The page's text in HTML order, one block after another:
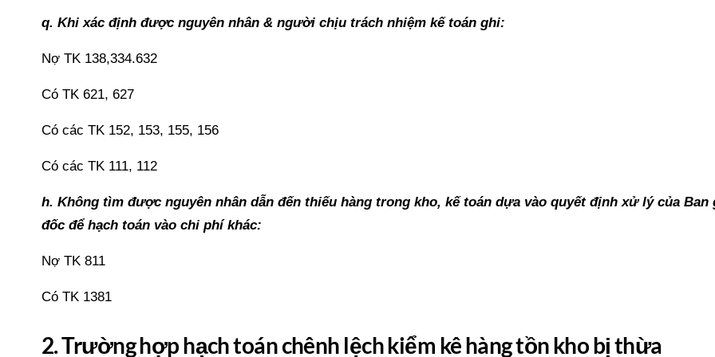
q. Khi xác định được nguyên nhân & người chịu trách nhiệm kế toán ghi:
Nợ TK 138,334.632
Có TK 621, 627
Có các TK 152, 153, 155, 156
Có các TK 111, 112
h. Không tìm được nguyên nhân dẫn đến thiếu hàng trong kho, kế toán dựa vào quyết định xử lý của Ban
đốc để hạch toán vào chi phí khác:
Nợ TK 811
Có TK 1381
2. Trường hợp hạch toán chênh lệch kiểm kê hàng tồn kho bị thừa